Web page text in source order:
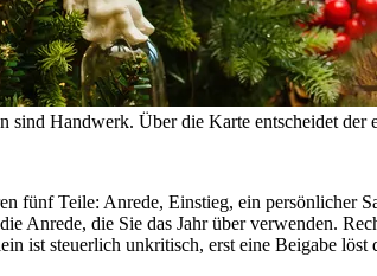
sind Handwerk. Über die Karte entscheidet der
fünf Teile: Anrede, Einstieg, ein persönlicher
Anrede, die Sie das Jahr über verwenden.
ist steuerlich unkritisch, erst eine Beigabe löst